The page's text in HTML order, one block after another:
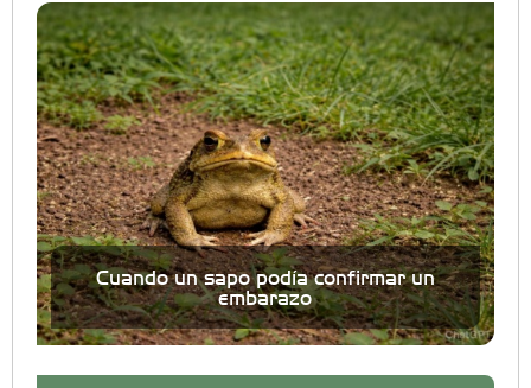
Cuando un sapo podía confirmar un
embarazo